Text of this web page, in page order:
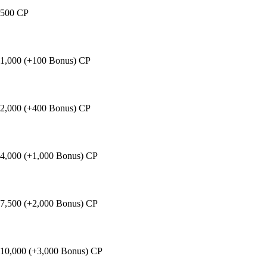
500 CP
1,000 (+100 Bonus) CP
2,000 (+400 Bonus) CP
4,000 (+1,000 Bonus) CP
7,500 (+2,000 Bonus) CP
10,000 (+3,000 Bonus) CP